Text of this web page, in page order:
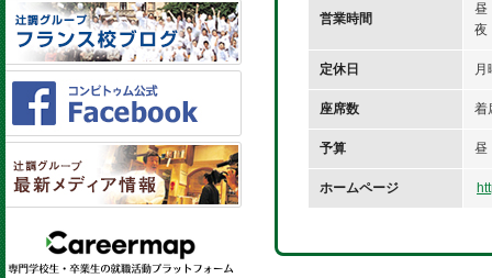
営業時間
昼
夜
定休日 月
座席数
予算 昼
ホームページ